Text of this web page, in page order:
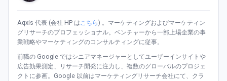
Aqxis 代表 (会社 HP は こちら) 。マーケティングおよびマーケティン
グリサーチのプロフェッショナル。ベンチャーから一部上場企業の事
業戦略やマーケティングのコンサルティングに従事。
前職の Google ではシニアマネージャーとしてユーザーインサイトや
広告効果測定、リサーチ開発に注力し、複数のグローバルのプロジェ
クトに参画。Google 以前はマーケティングリサーチ会社にて、クラ